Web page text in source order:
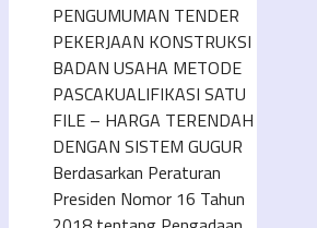
PENGUMUMAN TENDER
PEKERJAAN KONSTRUKSI
BADAN USAHA METODE
PASCAKUALIFIKASI SATU
FILE – HARGA TERENDAH
DENGAN SISTEM GUGUR
Berdasarkan Peraturan
Presiden Nomor 16 Tahun